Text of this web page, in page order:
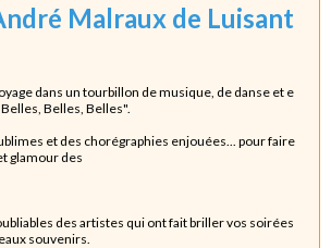
Malraux de Luisant
dans un tourbillon de musique, de danse et e
Belles, Belles".
et des chorégraphies enjouées... pour faire
glamour des
des artistes qui ont fait briller vos soirées
souvenirs.